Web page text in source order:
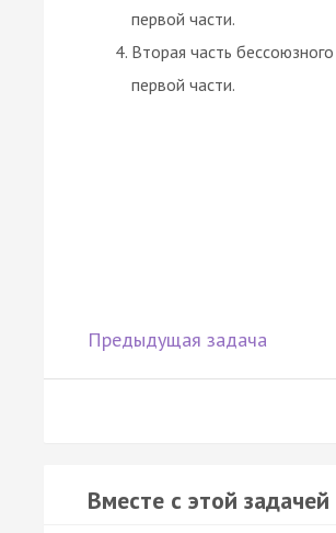
первой части.
Вторая часть
первой части.
Предыдущая задача
Вместе с этой